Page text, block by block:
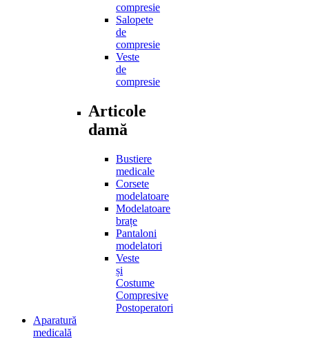
compresie
Salopete
de
compresie
Veste
de
compresie
Articole
damă
Bustiere
medicale
Corsete
modelatoare
Modelatoare
brațe
Pantaloni
modelatori
Veste
și
Costume
Compresive
Postoperatori
Aparatură
medicală